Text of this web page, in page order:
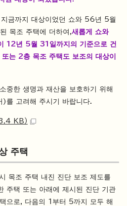
지금까지 대상이었던 쇼와 56년 5월
목조 주택에 더하여,새롭게 쇼와
12년 5월 31일까지의 기준으로 건
는 2층 목조 주택도 보조의 대상이
중한 생명과 재산을 보호하기 위해
를 고려해 주시기 바랍니다.
KB）
주택
목조 주택 내진 진단 보조 제도를
주택 또는 아래에 제시된 진단 기관
으로, 다음의 1부터 5까지 모두 해